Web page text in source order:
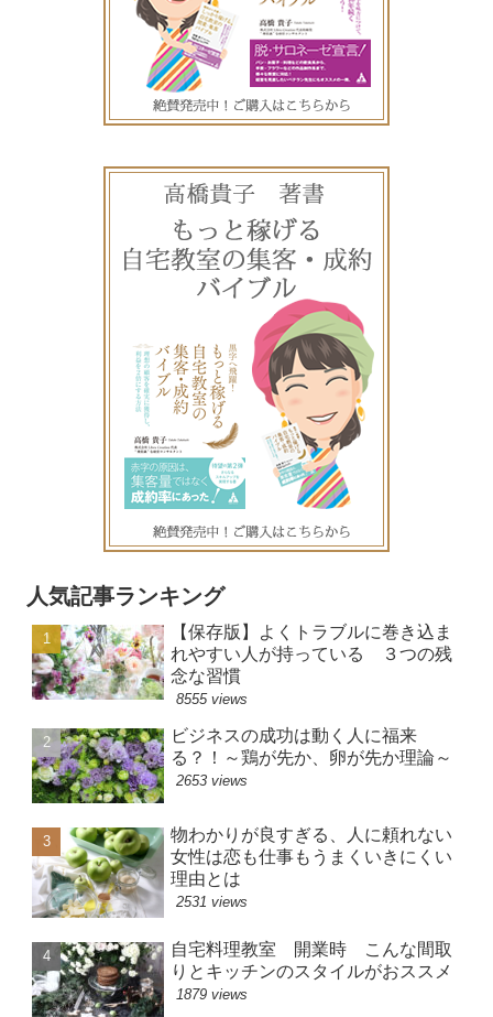
人気記事ランキング
【保存版】よくトラブルに巻き込ま
れやすい人が持っている ３つの残
念な習慣
8555 views
ビジネスの成功は動く人に福来
る？！～鶏が先か、卵が先か理論～
2653 views
物わかりが良すぎる、人に頼れない
女性は恋も仕事もうまくいきにくい
理由とは
2531 views
自宅料理教室 開業時 こんな間取
りとキッチンのスタイルがおススメ
1879 views